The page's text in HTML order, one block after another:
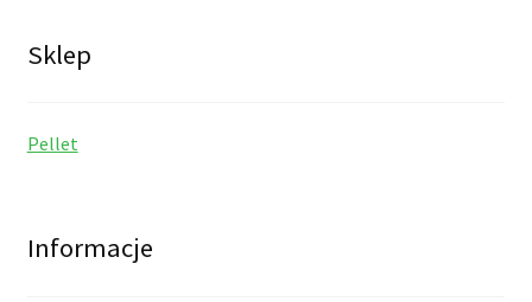
Sklep
Pellet
Informacje